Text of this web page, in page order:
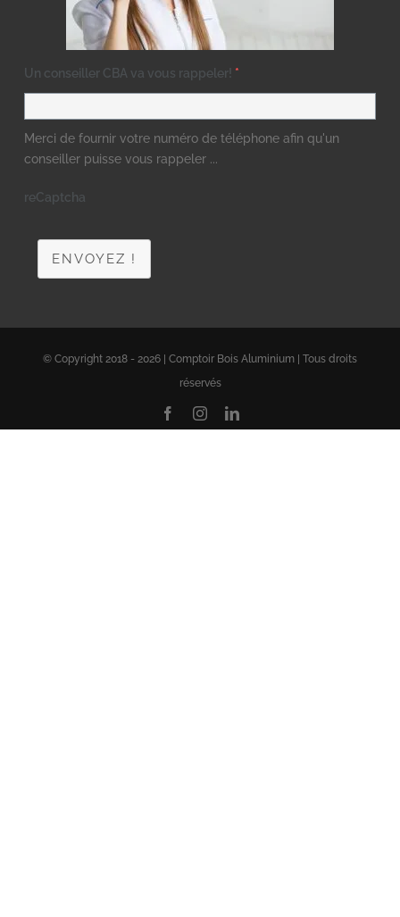
Un conseiller CBA va vous rappeler! *
Merci de fournir votre numéro de téléphone afin qu'un
conseiller puisse vous rappeler ...
reCaptcha
ENVOYEZ !
© Copyright 2018 - 2026 | Comptoir Bois Aluminium | Tous droits
réservés